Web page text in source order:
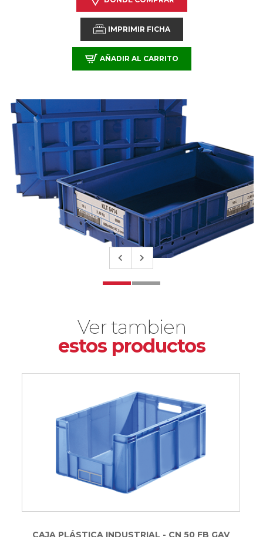
IMPRIMIR FICHA
AÑADIR AL CARRITO
Ver tambien
estos productos
CAJA PLÁSTICA INDUSTRIAL - CN 50 FB GAV